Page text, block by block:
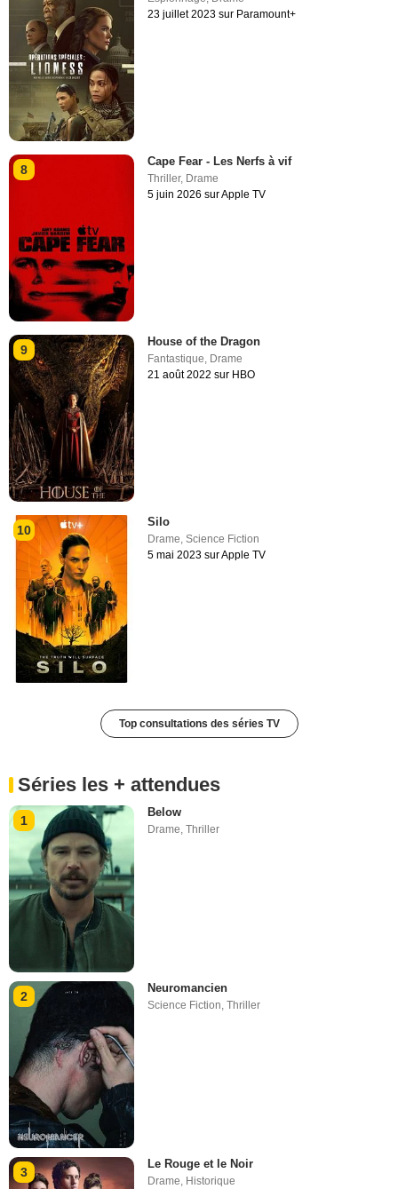
23 juillet 2023 sur Paramount+
8
Cape Fear - Les Nerfs à vif
Thriller, Drame
5 juin 2026 sur Apple TV
9
House of the Dragon
Fantastique, Drame
21 août 2022 sur HBO
10
Silo
Drame,Science Fiction
5 mai 2023 sur Apple TV
Top consultations des séries TV
Séries les + attendues
1
Below
Drame ,Thriller
2
Neuromancien
Science Fiction,Thriller
3
Le Rouge et le Noir
Drame, Historique